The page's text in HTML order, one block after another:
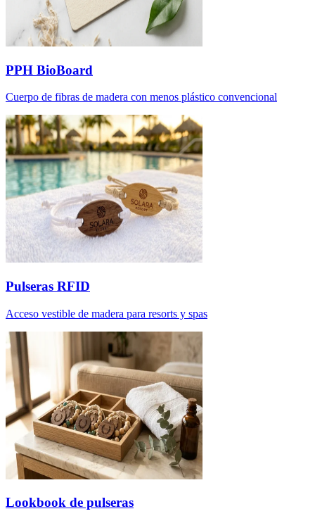
PPH BioBoard
Cuerpo de fibras de madera con menos plástico convencional
Pulseras RFID
Acceso vestible de madera para resorts y spas
Lookbook de pulseras